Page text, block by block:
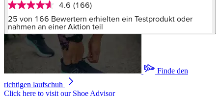
4.6
von
5
Sternen,
Durchschnittswert
Bewertung.
166
Link
4.6 (166)
25 von 166 Bewertern erhielten ein Testprodukt oder
nahmen an einer Aktion teil
Finde den
richtigen laufschuh
Click here to visit our Shoe Advisor